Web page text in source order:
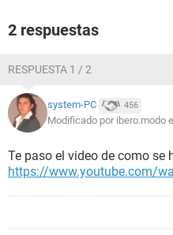
2 respuestas
RESPUESTA 1 / 2
system-PC 456
Modificado por ibero.modo
Te paso el video de como se
https://www.youtube.com/